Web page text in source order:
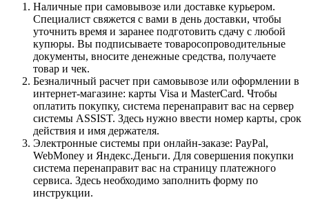
Наличные при самовывозе или доставке курьером.
Специалист свяжется с вами в день доставки, чтобы
уточнить время и заранее подготовить сдачу с любой
купюры. Вы подписываете товаросопроводительные
документы, вносите денежные средства, получаете
товар и чек.
Безналичный расчет при самовывозе или оформлении в
интернет-магазине: карты Visa и MasterCard. Чтобы
оплатить покупку, система перенаправит вас на сервер
системы ASSIST. Здесь нужно ввести номер карты, срок
действия и имя держателя.
Электронные системы при онлайн-заказе: PayPal,
WebMoney и Яндекс.Деньги. Для совершения покупки
система перенаправит вас на страницу платежного
сервиса. Здесь необходимо заполнить форму по
инструкции.